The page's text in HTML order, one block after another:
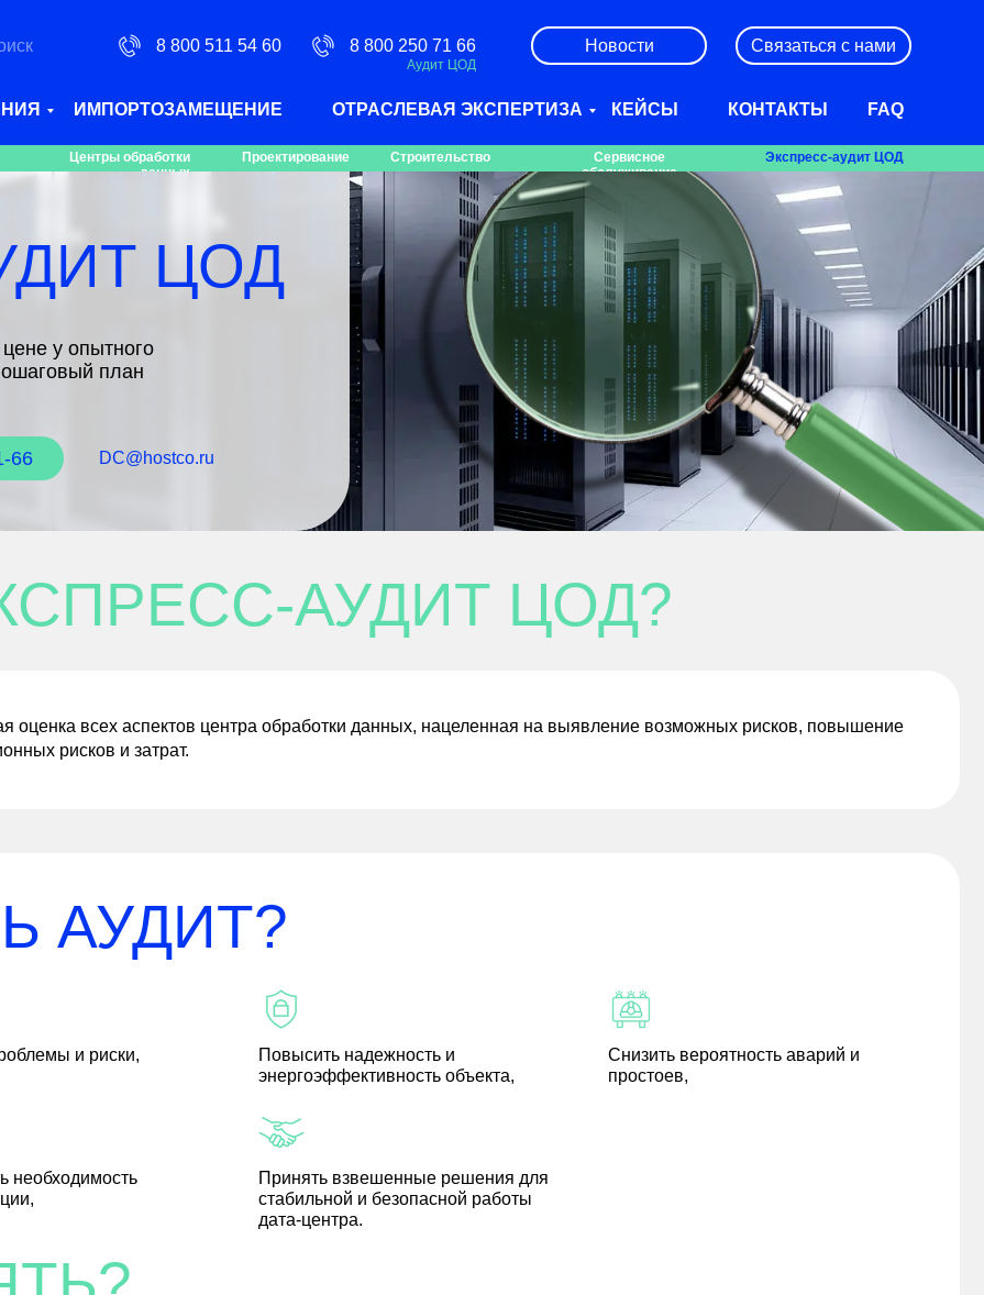
Связаться с нами
Новости
ИМПОРТОЗАМЕЩЕНИЕ ОТРАСЛЕВАЯ ЭКСПЕРТИЗА КЕЙСЫ КОНТАКТЫ FAQ
8 800 511 54 60 8 800 250 71 66
Аудит ЦОД
Центры обработки
данных
Проектирование
Сервисное
обслуживание
Экспресс-аудит ЦОД
Строительство
ЦОД
у опытного
план
66 DC@hostco.ru
АУДИТ ЦОД?
оценка всех аспектов центра обработки данных, нацеленная на выявление возможных рисков, повышение
рисков и затрат.
АУДИТ?
и риски,
Повысить надежность и
энергоэффективность объекта,
Снизить вероятность аварий и
простоев,
необходимость
Принять взвешенные решения для
стабильной и безопасной работы
дата-центра.